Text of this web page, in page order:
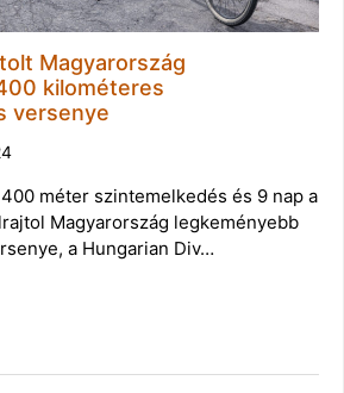
Magyarország
kilométeres
versenye
méter szintemelkedés és 9 nap a
Magyarország legkeményebb
a Hungarian Div…